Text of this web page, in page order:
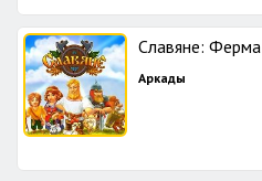
Славяне: Ферма
Аркады